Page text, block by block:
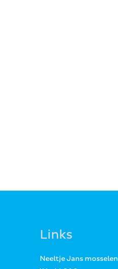
Links
Neeltje Jans mosselen